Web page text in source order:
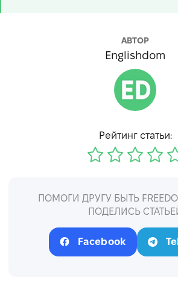
АВТОР
Englishdom
Рейтинг статьи:
ПОМОГИ ДРУГУ БЫТЬ
ПОДЕЛИСЬ
Facebook